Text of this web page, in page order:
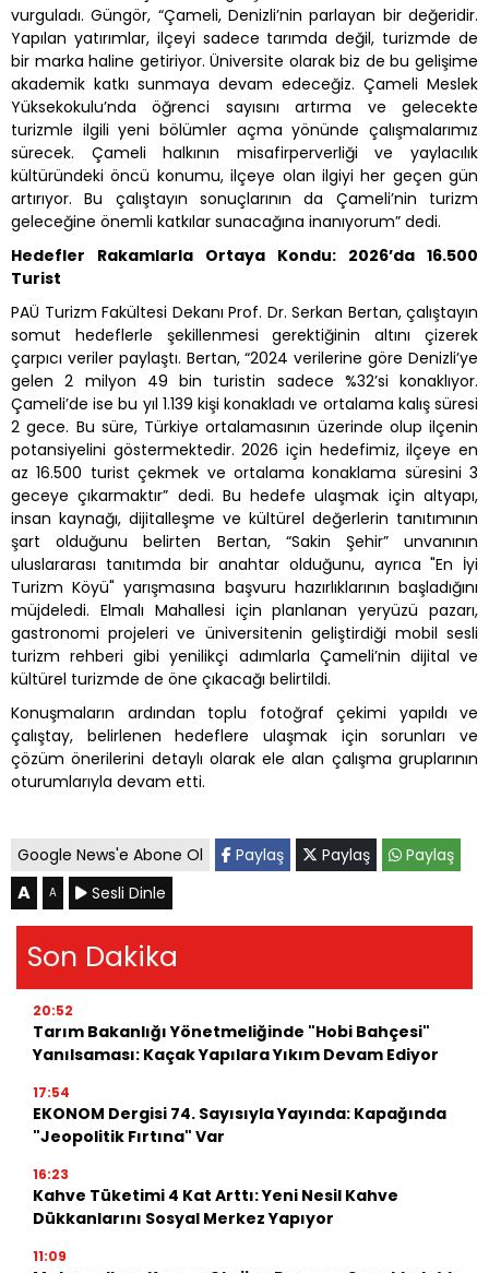
vurguladı. Güngör, “Çameli, Denizli’nin parlayan bir değeridir.
Yapılan yatırımlar, ilçeyi sadece tarımda değil, turizmde de
bir marka haline getiriyor. Üniversite olarak biz de bu gelişime
akademik katkı sunmaya devam edeceğiz. Çameli Meslek
Yüksekokulu’nda öğrenci sayısını artırma ve gelecekte
turizmle ilgili yeni bölümler açma yönünde çalışmalarımız
sürecek. Çameli halkının misafirperverliği ve yaylacılık
kültüründeki öncü konumu, ilçeye olan ilgiyi her geçen gün
artırıyor. Bu çalıştayın sonuçlarının da Çameli’nin turizm
geleceğine önemli katkılar sunacağına inanıyorum” dedi.
Hedefler Rakamlarla Ortaya Kondu: 2026’da 16.500
Turist
PAÜ Turizm Fakültesi Dekanı Prof. Dr. Serkan Bertan, çalıştayın
somut hedeflerle şekillenmesi gerektiğinin altını çizerek
çarpıcı veriler paylaştı. Bertan, “2024 verilerine göre Denizli’ye
gelen 2 milyon 49 bin turistin sadece %32’si konaklıyor.
Çameli’de ise bu yıl 1.139 kişi konakladı ve ortalama kalış süresi
2 gece. Bu süre, Türkiye ortalamasının üzerinde olup ilçenin
potansiyelini göstermektedir. 2026 için hedefimiz, ilçeye en
az 16.500 turist çekmek ve ortalama konaklama süresini 3
geceye çıkarmaktır” dedi. Bu hedefe ulaşmak için altyapı,
insan kaynağı, dijitalleşme ve kültürel değerlerin tanıtımının
şart olduğunu belirten Bertan, “Sakin Şehir” unvanının
uluslararası tanıtımda bir anahtar olduğunu, ayrıca "En İyi
Turizm Köyü" yarışmasına başvuru hazırlıklarının başladığını
müjdeledi. Elmalı Mahallesi için planlanan yeryüzü pazarı,
gastronomi projeleri ve üniversitenin geliştirdiği mobil sesli
turizm rehberi gibi yenilikçi adımlarla Çameli’nin dijital ve
kültürel turizmde de öne çıkacağı belirtildi.
Konuşmaların ardından toplu fotoğraf çekimi yapıldı ve
çalıştay, belirlenen hedeflere ulaşmak için sorunları ve
çözüm önerilerini detaylı olarak ele alan çalışma gruplarının
oturumlarıyla devam etti.
Google News'e Abone Ol Paylaş Paylaş Paylaş
A A Sesli Dinle
Son Dakika
20:52
Tarım Bakanlığı Yönetmeliğinde "Hobi Bahçesi"
Yanılsaması: Kaçak Yapılara Yıkım Devam Ediyor
17:54
EKONOM Dergisi 74. Sayısıyla Yayında: Kapağında
"Jeopolitik Fırtına" Var
16:23
Kahve Tüketimi 4 Kat Arttı: Yeni Nesil Kahve
Dükkanlarını Sosyal Merkez Yapıyor
11:09